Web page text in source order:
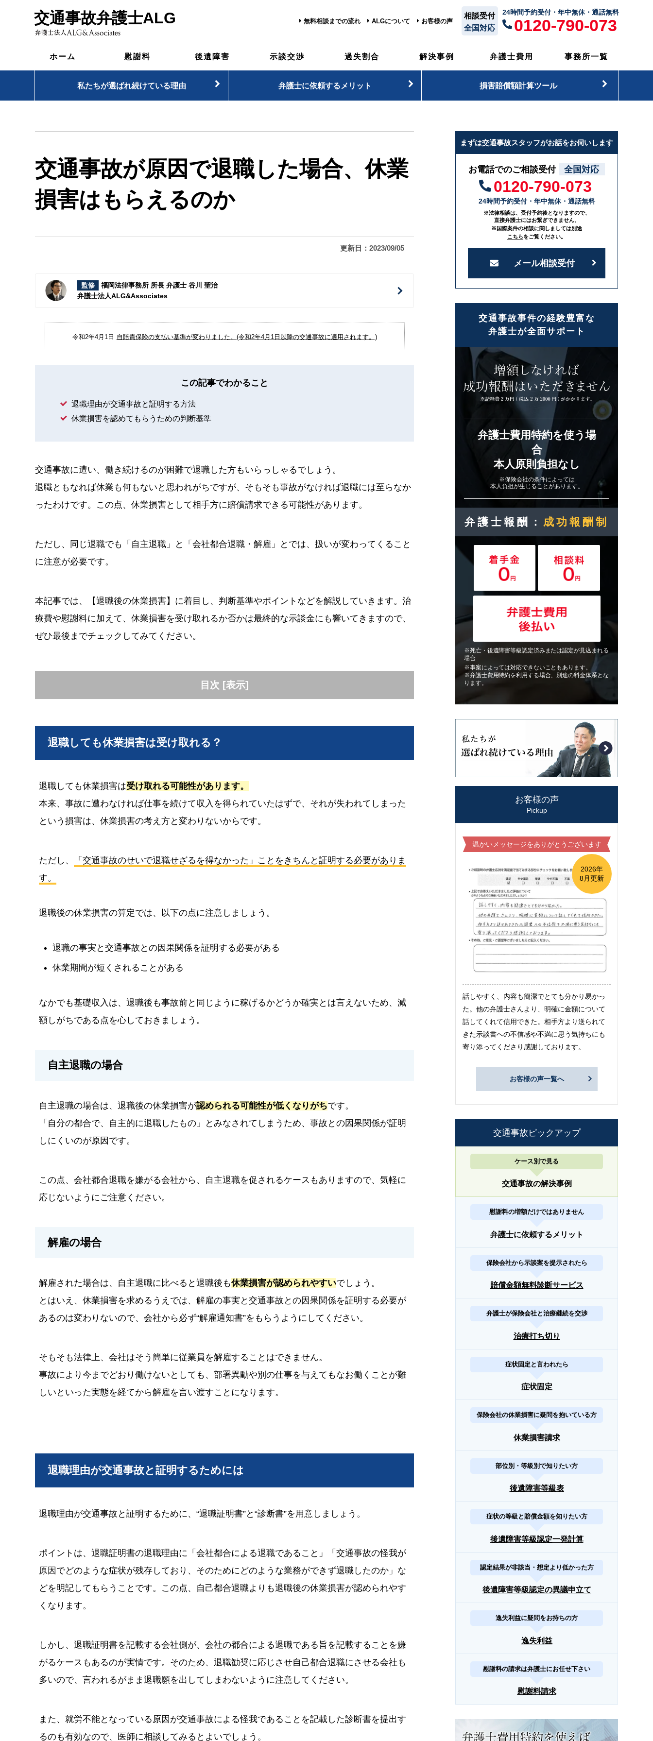
交通事故弁護士ALG 無料相談までの流れ ALGについて お客様の声
相談受付
全国対応
24時間予約受付・年中無休・通話無料
0120-790-073
ホーム 慰謝料 後遺障害 示談交渉 過失割合 解決事例 弁護士費用 事務所一覧
私たちが選ばれ続けている理由 弁護士に依頼するメリット 損害賠償額計算ツール
交通事故が原因で退職した場合、休業
損害はもらえるのか
更新日：2023/09/05
監修
福岡法律事務所 所長 弁護士 谷川 聖治
弁護士法人ALG&Associates
令和2年4月1日 自賠責保険の支払い基準が変わりました。(令和2年4月1日以降の交通事故に適用されます。)
この記事でわかること
退職理由が交通事故と証明する方法
休業損害を認めてもらうための判断基準
交通事故に遭い、働き続けるのが困難で退職した方もいらっしゃるでしょう。
退職ともなれば休業も何もないと思われがちですが、そもそも事故がなければ退職には至らなか
ったわけです。この点、休業損害として相手方に賠償請求できる可能性があります。
ただし、同じ退職でも「自主退職」と「会社都合退職・解雇」とでは、扱いが変わってくること
に注意が必要です。
本記事では、【退職後の休業損害】に着目し、判断基準やポイントなどを解説していきます。治
療費や慰謝料に加えて、休業損害を受け取れるか否かは最終的な示談金にも響いてきますので、
ぜひ最後までチェックしてみてください。
目次 [表示]
退職しても休業損害は受け取れる？
退職しても休業損害は受け取れる可能性があります。
本来、事故に遭わなければ仕事を続けて収入を得られていたはずで、それが失われてしまった
という損害は、休業損害の考え方と変わりないからです。
ただし、
「交通事故のせいで退職せざるを得なかった」ことをきちんと証明する必要がありま
す。
退職後の休業損害の算定では、以下の点に注意しましょう。
退職の事実と交通事故との因果関係を証明する必要がある
休業期間が短くされることがある
なかでも基礎収入は、退職後も事故前と同じように稼げるかどうか確実とは言えないため、減
額しがちである点を心しておきましょう。
自主退職の場合
自主退職の場合は、退職後の休業損害が認められる可能性が低くなりがちです。
「自分の都合で、自主的に退職したもの」とみなされてしまうため、事故との因果関係が証明
しにくいのが原因です。
この点、会社都合退職を嫌がる会社から、自主退職を促されるケースもありますので、気軽に
応じないようにご注意ください。
解雇の場合
解雇された場合は、自主退職に比べると退職後も休業損害が認められやすいでしょう。
とはいえ、休業損害を求めるうえでは、解雇の事実と交通事故との因果関係を証明する必要が
あるのは変わりないので、会社から必ず“解雇通知書”をもらうようにしてください。
そもそも法律上、会社はそう簡単に従業員を解雇することはできません。
事故により今までどおり働けないとしても、部署異動や別の仕事を与えてもなお働くことが難
しいといった実態を経てから解雇を言い渡すことになります。
退職理由が交通事故と証明するためには
退職理由が交通事故と証明するために、“退職証明書”と“診断書”を用意しましょう。
ポイントは、退職証明書の退職理由に「会社都合による退職であること」「交通事故の怪我が
原因でどのような症状が残存しており、そのためにどのような業務ができず退職したのか」な
どを明記してもらうことです。この点、自己都合退職よりも退職後の休業損害が認められやす
くなります。
しかし、退職証明書を記載する会社側が、会社の都合による退職である旨を記載することを嫌
がるケースもあるのが実情です。そのため、退職勧奨に応じさせ自己都合退職にさせる会社も
多いので、言われるがまま退職願を出してしまわないように注意してください。
また、就労不能となっている原因が交通事故による怪我であることを記載した診断書を提出す
るのも有効なので、医師に相談してみるとよいでしょう。
まずは交通事故スタッフがお話をお伺いします
お電話でのご相談受付 全国対応
0120-790-073
24時間予約受付・年中無休・通話無料
※法律相談は、受付予約後となりますので、
直接弁護士にはお繋ぎできません。
※国際案件の相談に関しましては別途
こちらをご覧ください。
メール相談受付
交通事故事件の経験豊富な
弁護士が全面サポート
弁護士費用特約を使う場
合
本人原則負担なし
※保険会社の条件によっては
本人負担が生じることがあります。
弁護士報酬： 成功報酬制
※死亡・後遺障害等級認定済みまたは認定が見込まれる
場合
※事案によっては対応できないこともあります。
※弁護士費用特約を利用する場合、別途の料金体系とな
ります。
お客様の声
Pickup
温かいメッセージをありがとうございます
2026年
8月更新
話しやすく、内容も簡潔でとても分かり易かっ
た。他の弁護士さんより、明確に金額について
話してくれて信用できた。相手方より送られて
きた示談書への不信感や不満に思う気持ちにも
寄り添ってくださり感謝しております。
お客様の声一覧へ
交通事故ピックアップ
ケース別で見る
交通事故の解決事例
慰謝料の増額だけではありません
弁護士に依頼するメリット
保険会社から示談案を提示されたら
賠償金額無料診断サービス
弁護士が保険会社と治療継続を交渉
治療打ち切り
症状固定と言われたら
症状固定
保険会社の休業損害に疑問を抱いている方
休業損害請求
部位別・等級別で知りたい方
後遺障害等級表
症状の等級と賠償金額を知りたい方
後遺障害等級認定一発計算
認定結果が非該当・想定より低かった方
後遺障害等級認定の異議申立て
逸失利益に疑問をお持ちの方
逸失利益
慰謝料の請求は弁護士にお任せ下さい
慰謝料請求